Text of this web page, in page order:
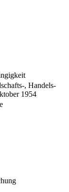
, Handels-
1954